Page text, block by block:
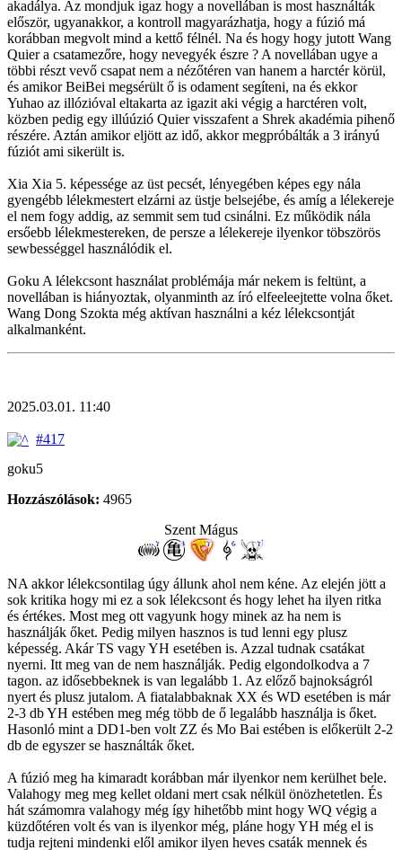
akadálya. Az mondjuk igaz hogy a novellában is most használták
először, ugyanakkor, a kontroll magyarázhatja, hogy a fúzió má
korábban megvolt mind a kettő félnél. Na és hogy hogy jutott Wang
Quier a csatamezőre, hogy nevegyék észre ? A novellában ugye a
többi részt vevő csapat nem a nézőtéren van hanem a harctér körül,
és amikor BeiBei megsérült ő is odament segíteni, na és ekkor
Yuhao az illózióval eltakarta az igazit aki végig a harctéren volt,
közben pedig egy illúúzió Quier visszafent a Shrek akadémia pihenő
részére. Aztán amikor eljött az idő, akkor megpróbálták a 3 irányú
fúziót ami sikerült is.
Xia Xia 5. képessége az üst pecsét, lényegében képes egy nála
gyengébb lélekmestert elzárni az üstje belsejébe, és amíg a lélekereje
el nem fogy addig, az semmit sem tud csinálni. Ez működik nála
ersőebb lélekmestereken, de persze a lélekereje ilyenkor töbszörös
sewbességgel használódik el.
Goku A lélekcsont használat problémája már nekem is feltünt, a
novellában is hiányoztak, olyanminth az író elfeeleejtette volna őket.
Wang Dong Szokta még aktívan használni a kéz lélekcsontját
alkalmanként.
2025.03.01. 11:40
#417
goku5
Hozzászólások: 4965
Szent Mágus
NA akkor lélekcsontilag úgy állunk ahol nem kéne. Az elején jött a
sok kritika hogy mi ez a sok lélekcsont és hogy lehet ha ilyen ritka
és értékes. Most meg ott vagyunk hogy minek az ha nem is
használják őket. Pedig milyen hasznos is tud lenni egy plusz
képesség. Akár TS vagy YH esetében is. Azzal tudnak csatákat
nyerni. Itt meg van de nem használják. Pedig elgondolkodva a 7
tagon. az idősebbeknek is van legalább 1. Az előző bajnokságról
nyert és plusz jutalom. A fiatalabbaknak XX és WD esetében is már
2-3 db YH estében meg még több de ő legalább használja is őket.
Hasonló mint a DD1-ben volt ZZ és Mo Bai estében is előkerült 2-2
db de egyszer se használták őket.
A fúzió meg ha kimaradt korábban már ilyenkor nem kerülhet bele.
Valahogy meg meg kellet oldani mert csak nélkül önözhetetlen. És
hát számomra valahogy még így hihetőbb mint hogy WQ végig a
küzdőtéren volt és van is ilyenkor még, pláne hogy YH még el is
tudja rejteni mindenki elől amikor ilyen heves csaták mennek és